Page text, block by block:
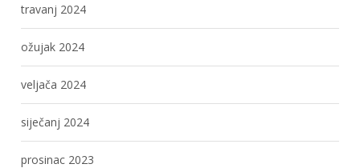
travanj 2024
ožujak 2024
veljača 2024
siječanj 2024
prosinac 2023